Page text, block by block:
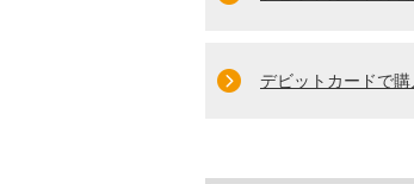
デビットカードで